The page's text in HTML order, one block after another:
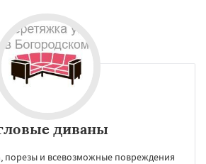
диваны
порезы и всевозможные повреждения